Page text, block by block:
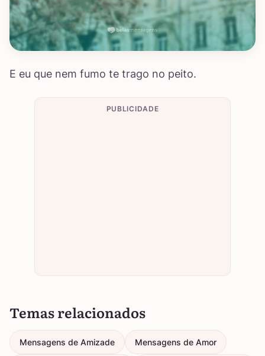
E eu que nem fumo te trago no peito.
PUBLICIDADE
Temas relacionados
Mensagens de Amizade Mensagens de Amor